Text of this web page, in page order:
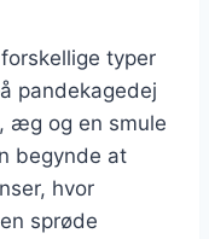
typer
pandekagedej
æg og en smule
begynde at
hvor
sprøde